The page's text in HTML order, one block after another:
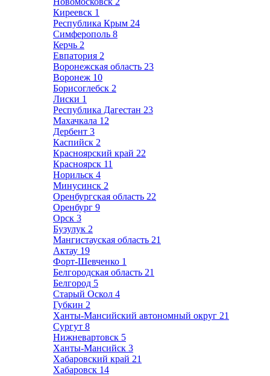
Киреевск 1
Республика Крым 24
Симферополь 8
Керчь 2
Евпатория 2
Воронежская область 23
Воронеж 10
Борисоглебск 2
Лиски 1
Республика Дагестан 23
Махачкала 12
Дербент 3
Каспийск 2
Красноярский край 22
Красноярск 11
Норильск 4
Минусинск 2
Оренбургская область 22
Оренбург 9
Орск 3
Бузулук 2
Мангистауская область 21
Актау 19
Форт-Шевченко 1
Белгородская область 21
Белгород 5
Старый Оскол 4
Губкин 2
Ханты-Мансийский автономный округ 21
Сургут 8
Нижневартовск 5
Ханты-Мансийск 3
Хабаровский край 21
Хабаровск 14